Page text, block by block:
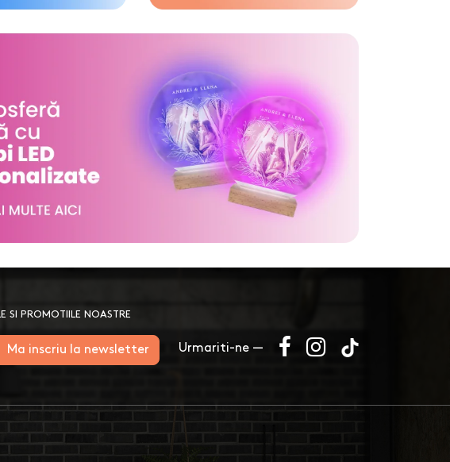
SI PROMOTIILE NOASTRE
Ma inscriu la newsletter Urmariti-ne —